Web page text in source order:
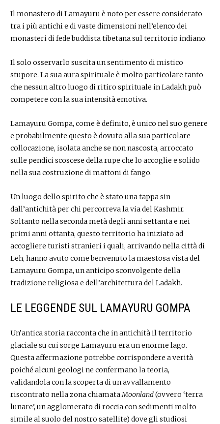
Il monastero di Lamayuru è noto per essere considerato
tra i più antichi e di vaste dimensioni nell’elenco dei
monasteri di fede buddista tibetana sul territorio indiano.
Il solo osservarlo suscita un sentimento di mistico
stupore. La sua aura spirituale è molto particolare tanto
che nessun altro luogo di ritiro spirituale in Ladakh può
competere con la sua intensità emotiva.
Lamayuru Gompa, come è definito, è unico nel suo genere
e probabilmente questo è dovuto alla sua particolare
collocazione, isolata anche se non nascosta, arroccato
sulle pendici scoscese della rupe che lo accoglie e solido
nella sua costruzione di mattoni di fango.
Un luogo dello spirito che è stato una tappa sin
dall’antichità per chi percorreva la via del Kashmir.
Soltanto nella seconda metà degli anni settanta e nei
primi anni ottanta, questo territorio ha iniziato ad
accogliere turisti stranieri i quali, arrivando nella città di
Leh, hanno avuto come benvenuto la maestosa vista del
Lamayuru Gompa, un anticipo sconvolgente della
tradizione religiosa e dell’architettura del Ladakh.
LE LEGGENDE SUL LAMAYURU GOMPA
Un’antica storia racconta che in antichità il territorio
glaciale su cui sorge Lamayuru era un enorme lago.
Questa affermazione potrebbe corrispondere a verità
poiché alcuni geologi ne confermano la teoria,
validandola con la scoperta di un avvallamento
riscontrato nella zona chiamataMoonland(ovvero ‘terra
lunare’, un agglomerato di roccia con sedimenti molto
simile al suolo del nostro satellite) dove gli studiosi